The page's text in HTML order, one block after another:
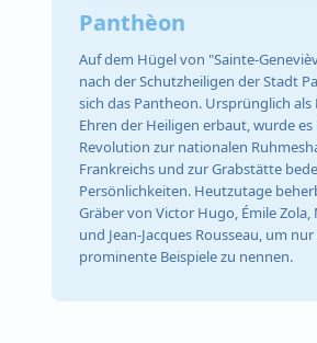
Panthèon
Auf dem Hügel von "Sainte-
nach der Schutzheiligen der Stadt
sich das Pantheon. Ursprünglich als
Ehren der Heiligen erbaut, wurde
Revolution zur nationalen
Frankreichs und zur Grabstätte
Persönlichkeiten. Heutzutage
Gräber von Victor Hugo, Émile Zola,
und Jean-Jacques Rousseau, um
prominente Beispiele zu nennen.